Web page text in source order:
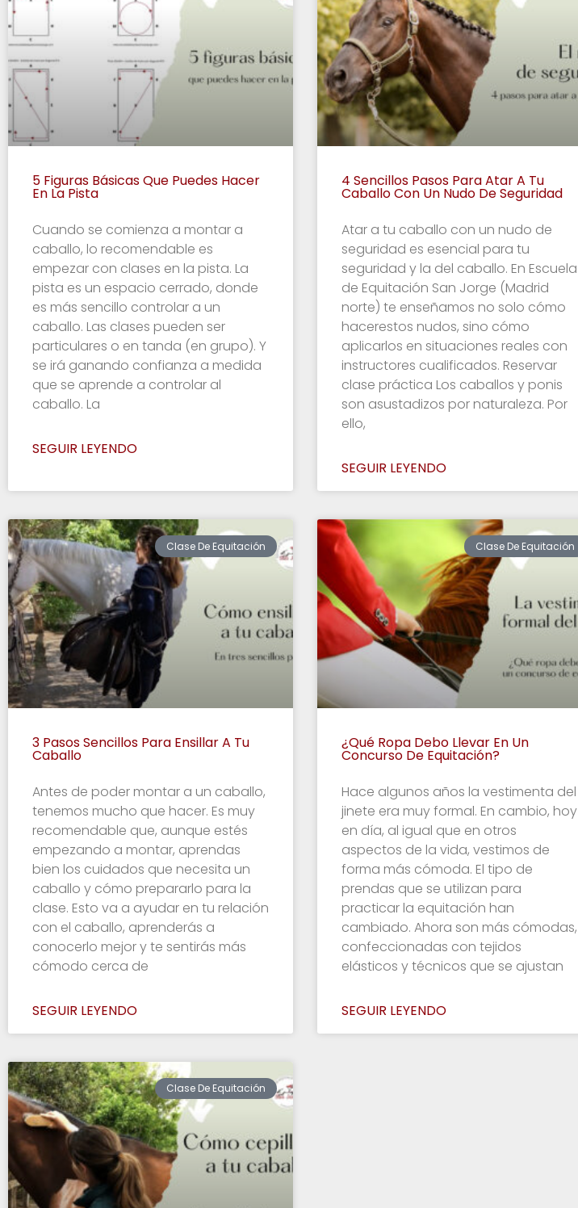
5 Figuras Básicas Que Puedes Hacer
En La Pista
Cuando se comienza a montar a
caballo, lo recomendable es
empezar con clases en la pista. La
pista es un espacio cerrado, donde
es más sencillo controlar a un
caballo. Las clases pueden ser
particulares o en tanda (en grupo). Y
se irá ganando confianza a medida
que se aprende a controlar al
caballo. La
SEGUIR LEYENDO
4 Sencillos Pasos Para Atar A Tu
Caballo Con Un Nudo De Seguridad
Atar a tu caballo con un nudo de
seguridad es esencial para tu
seguridad y la del caballo. En Escuela
de Equitación San Jorge (Madrid
norte) te enseñamos no solo cómo
hacerestos nudos, sino cómo
aplicarlos en situaciones reales con
instructores cualificados. Reservar
clase práctica Los caballos y ponis
son asustadizos por naturaleza. Por
ello,
SEGUIR LEYENDO
Clase De Equitación
3 Pasos Sencillos Para Ensillar A Tu
Caballo
Antes de poder montar a un caballo,
tenemos mucho que hacer. Es muy
recomendable que, aunque estés
empezando a montar, aprendas
bien los cuidados que necesita un
caballo y cómo prepararlo para la
clase. Esto va a ayudar en tu relación
con el caballo, aprenderás a
conocerlo mejor y te sentirás más
cómodo cerca de
SEGUIR LEYENDO
Clase De Equitación
¿Qué Ropa Debo Llevar En Un
Concurso De Equitación?
Hace algunos años la vestimenta del
jinete era muy formal. En cambio, hoy
en día, al igual que en otros
aspectos de la vida, vestimos de
forma más cómoda. El tipo de
prendas que se utilizan para
practicar la equitación han
cambiado. Ahora son más cómodas,
confeccionadas con tejidos
elásticos y técnicos que se ajustan
SEGUIR LEYENDO
Clase De Equitación